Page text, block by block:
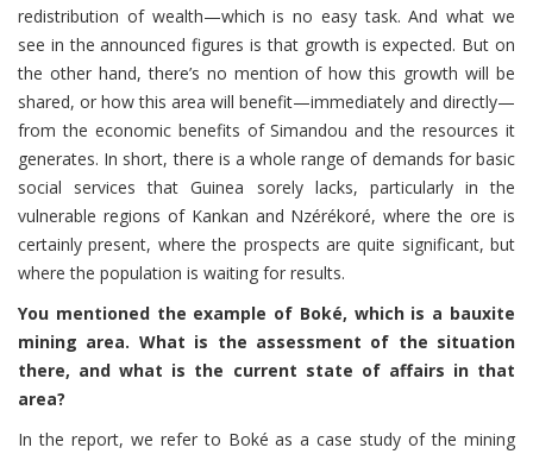
redistribution of wealth—which is no easy task. And what we
see in the announced figures is that growth is expected. But on
the other hand, there’s no mention of how this growth will be
shared, or how this area will benefit—immediately and directly—
from the economic benefits of Simandou and the resources it
generates. In short, there is a whole range of demands for basic
social services that Guinea sorely lacks, particularly in the
vulnerable regions of Kankan and Nzérékoré, where the ore is
certainly present, where the prospects are quite significant, but
where the population is waiting for results.
You mentioned the example of Boké, which is a bauxite
mining area. What is the assessment of the situation
there, and what is the current state of affairs in that
area?
In the report, we refer to Boké as a case study of the mining